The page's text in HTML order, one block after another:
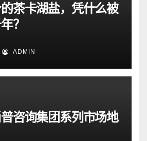
茶卡湖盐，凭什么被
？
ADMIN
咨询集团系列市场地